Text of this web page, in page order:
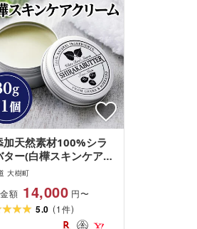
加天然素材100%シラ
ター(白樺スキンケアク
)[配送不可地域:離島]
大樹町
額 14,000 円〜
5.0 (1件)